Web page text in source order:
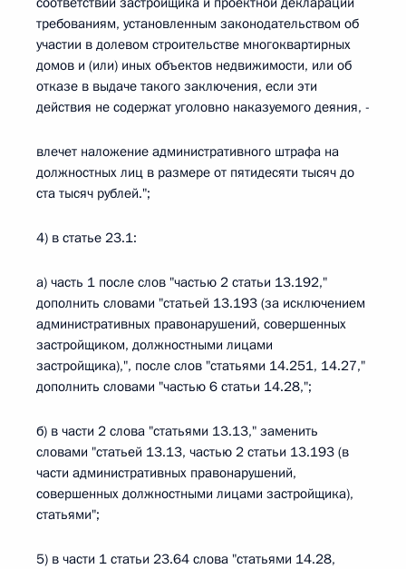
требованиям, установленным законодательством об
участии в долевом строительстве многоквартирных
домов и (или) иных объектов недвижимости, или об
отказе в выдаче такого заключения, если эти
действия не содержат уголовно наказуемого деяния, -
влечет наложение административного штрафа на
должностных лиц в размере от пятидесяти тысяч до
ста тысяч рублей.";
4) в статье 23.1:
а) часть 1 после слов "частью 2 статьи 13.192,"
дополнить словами "статьей 13.193 (за исключением
административных правонарушений, совершенных
застройщиком, должностными лицами
застройщика),", после слов "статьями 14.251, 14.27,"
дополнить словами "частью 6 статьи 14.28,";
б) в части 2 слова "статьями 13.13," заменить
словами "статьей 13.13, частью 2 статьи 13.193 (в
части административных правонарушений,
совершенных должностными лицами застройщика),
статьями";
5) в части 1 статьи 23.64 слова "статьями 14.28,